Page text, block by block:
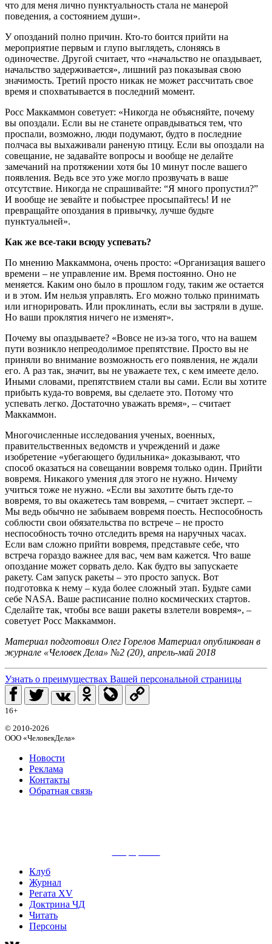
что для меня лично пунктуальность стала не манерой
поведения, а состоянием души».
У опозданий полно причин. Кто-то боится прийти на
мероприятие первым и глупо выглядеть, слоняясь в
одиночестве. Другой считает, что «начальство не опаздывает,
начальство задерживается», лишний раз показывая свою
значимость. Третий просто никак не может рассчитать свое
время и спохватывается в последний момент.
Росс Маккаммон советует: «Никогда не объясняйте, почему
вы опоздали. Если вы не станете оправдываться тем, что
проспали, возможно, люди подумают, будто в последние
полчаса вы выхаживали раненую птицу. Если вы опоздали на
совещание, не задавайте вопросы и вообще не делайте
замечаний на протяжении хотя бы 10 минут после вашего
появления. Ведь все это уже могло прозвучать в ваше
отсутствие. Никогда не спрашивайте: “Я много пропустил?”
И вообще не зевайте и побыстрее просыпайтесь! И не
превращайте опоздания в привычку, лучше будьте
пунктуальней».
Как же все-таки всюду успевать?
По мнению Маккаммона, очень просто: «Организация вашего
времени – не управление им. Время постоянно. Оно не
меняется. Каким оно было в прошлом году, таким же остается
и в этом. Им нельзя управлять. Его можно только принимать
или игнорировать. Или проклинать, если вы застряли в душе.
Но ваши проклятия ничего не изменят».
Почему вы опаздываете? «Вовсе не из-за того, что на вашем
пути возникло непреодолимое препятствие. Просто вы не
приняли во внимание возможность его появления, не ждали
его. А раз так, значит, вы не уважаете тех, с кем имеете дело.
Иными словами, препятствием стали вы сами. Если вы хотите
прибыть куда-то вовремя, вы сделаете это. Потому что
успевать легко. Достаточно уважать время», – считает
Маккаммон.
Многочисленные исследования ученых, военных,
правительственных ведомств и учреждений и даже
изобретение «убегающего будильника» доказывают, что
способ оказаться на совещании вовремя только один. Прийти
вовремя. Никакого умения для этого не нужно. Ничему
учиться тоже не нужно. «Если вы захотите быть где-то
вовремя, то вы окажетесь там вовремя, – считает эксперт. –
Мы ведь обычно не забываем вовремя поесть. Неспособность
соблюсти свои обязательства по встрече – не просто
неспособность точно отследить время на наручных часах.
Если вам сложно прийти вовремя, представьте себе, что
встреча гораздо важнее для вас, чем вам кажется. Что ваше
опоздание может сорвать дело. Как будто вы запускаете
ракету. Сам запуск ракеты – это просто запуск. Вот
подготовка к нему – куда более сложный этап. Будьте сами
себе NASA. Ваше расписание полно космических стартов.
Сделайте так, чтобы все ваши ракеты взлетели вовремя», –
советует Росс Маккаммон.
Материал подготовил Олег Горелов Материал опубликован в
журнале «Человек Дела» №2 (20), апрель-май 2018
Узнать о преимуществах Вашей персональной страницы
16+
© 2010-2026
ООО «ЧеловекДела»
Новости
Реклама
Контакты
Обратная связь
Клуб
Журнал
Регата XV
Доктрина ЧД
Читать
Персоны